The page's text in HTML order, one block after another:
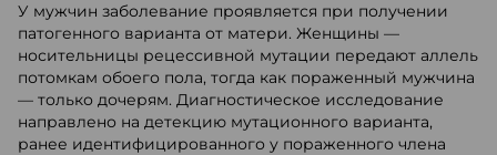
У мужчин заболевание проявляется при получении
патогенного варианта от матери. Женщины —
носительницы рецессивной мутации передают аллель
потомкам обоего пола, тогда как пораженный мужчина
— только дочерям. Диагностическое исследование
направлено на детекцию мутационного варианта,
ранее идентифицированного у пораженного члена